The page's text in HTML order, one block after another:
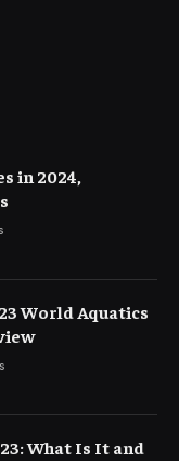
in 2024,
World Aquatics
Preview
What Is It and